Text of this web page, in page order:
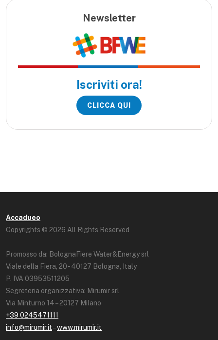
Newsletter
Iscriviti ora!
CLICCA QUI
Accadueo
Copyrights © 2026 All Rights Reserved
Promosso da: BolognaFiere Water&Energy srl
Viale della Fiera, 20 - 40127 Bologna, Italy
P. IVA 03953511205
Segreteria organizzativa: Mirumir srl
Via Minturno 14 – 20127 Milano
+39 0245471111
info@mirumir.it–www.mirumir.it